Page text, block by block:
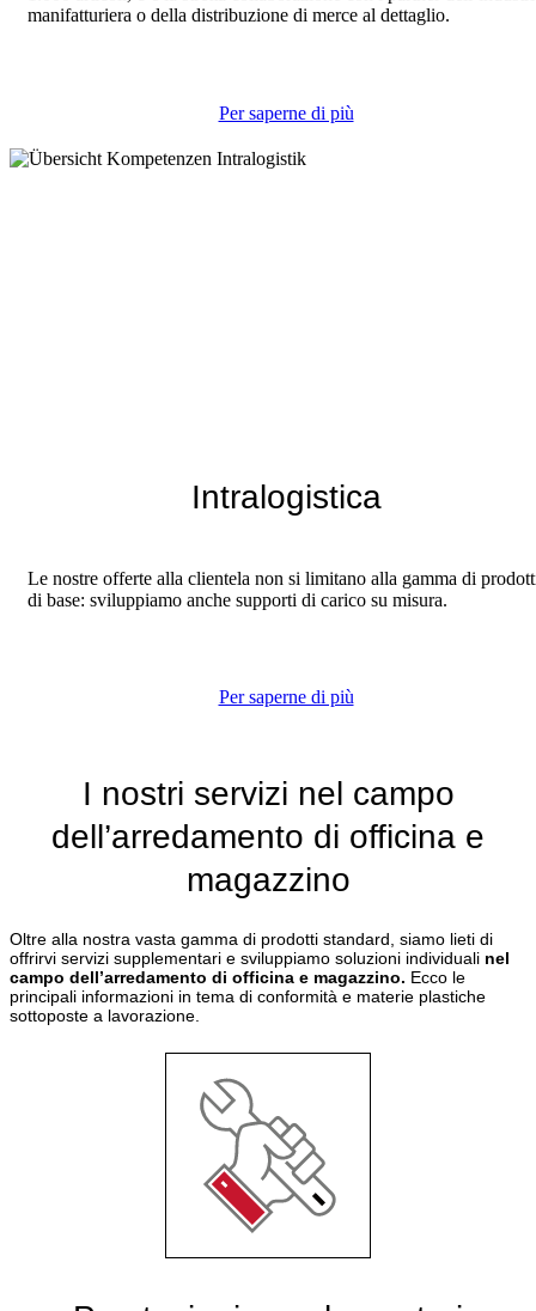
manifatturiera o della distribuzione di merce al dettaglio.
Per saperne di più
Intralogistica
Le nostre offerte alla clientela non si limitano alla gamma di
di base: sviluppiamo anche supporti di carico su misura.
Per saperne di più
I nostri servizi nel campo
dell’arredamento di officina e
magazzino
Oltre alla nostra vasta gamma di prodotti standard, siamo lieti di
offrirvi servizi supplementari e sviluppiamo soluzioni individuali nel
campo dell’arredamento di officina e magazzino. Ecco le
principali informazioni in tema di conformità e materie plastiche
sottoposte a lavorazione.